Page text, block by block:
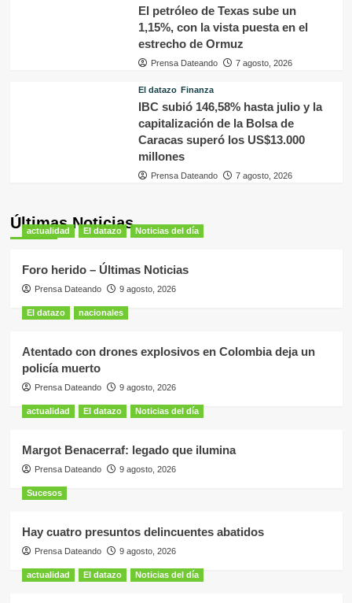
El petróleo de Texas sube un
1,15%, con la vista puesta en el
estrecho de Ormuz
Prensa Dateando 7 agosto, 2026
El datazo Finanza
IBC subió 146,58% hasta julio y la
capitalización de la Bolsa de
Caracas superó los US$13.000
millones
Prensa Dateando 7 agosto, 2026
Últimas Noticias
actualidad El datazo Noticias del día
Foro herido – Últimas Noticias
Prensa Dateando 9 agosto, 2026
El datazo nacionales
Atentado con drones explosivos en Colombia deja un
policía muerto
Prensa Dateando 9 agosto, 2026
actualidad El datazo Noticias del día
Margot Benacerraf: legado que ilumina
Prensa Dateando 9 agosto, 2026
Sucesos
Hay cuatro presuntos delincuentes abatidos
Prensa Dateando 9 agosto, 2026
actualidad El datazo Noticias del día